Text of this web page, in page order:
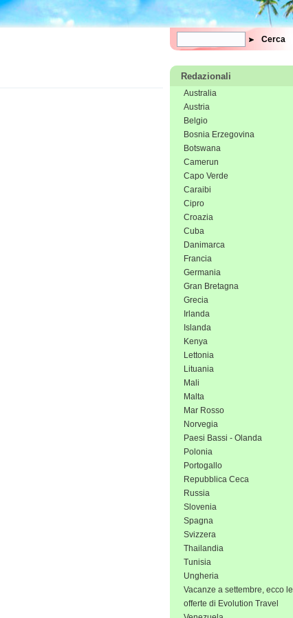
Form di ricerca
Cerca
Redazionali
Australia
Austria
Belgio
Bosnia Erzegovina
Botswana
Camerun
Capo Verde
Caraibi
Cipro
Croazia
Cuba
Danimarca
Francia
Germania
Gran Bretagna
Grecia
Irlanda
Islanda
Kenya
Lettonia
Lituania
Mali
Malta
Mar Rosso
Norvegia
Paesi Bassi - Olanda
Polonia
Portogallo
Repubblica Ceca
Russia
Slovenia
Spagna
Svizzera
Thailandia
Tunisia
Ungheria
Vacanze a settembre, ecco le
offerte di Evolution Travel